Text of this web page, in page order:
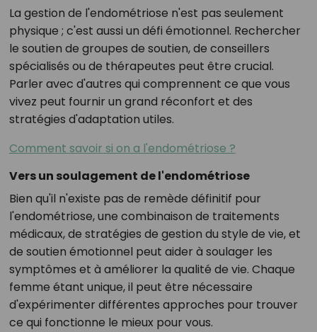
La gestion de l'endométriose n'est pas seulement
physique ; c'est aussi un défi émotionnel. Rechercher
le soutien de groupes de soutien, de conseillers
spécialisés ou de thérapeutes peut être crucial.
Parler avec d'autres qui comprennent ce que vous
vivez peut fournir un grand réconfort et des
stratégies d'adaptation utiles.
Comment savoir si on a l'endométriose ?
Vers un soulagement de l'endométriose
Bien qu'il n'existe pas de remède définitif pour
l'endométriose, une combinaison de traitements
médicaux, de stratégies de gestion du style de vie, et
de soutien émotionnel peut aider à soulager les
symptômes et à améliorer la qualité de vie. Chaque
femme étant unique, il peut être nécessaire
d'expérimenter différentes approches pour trouver
ce qui fonctionne le mieux pour vous.